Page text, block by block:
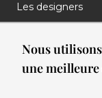
Nous
une
Les designers
Nos réalisations
Nos Clients